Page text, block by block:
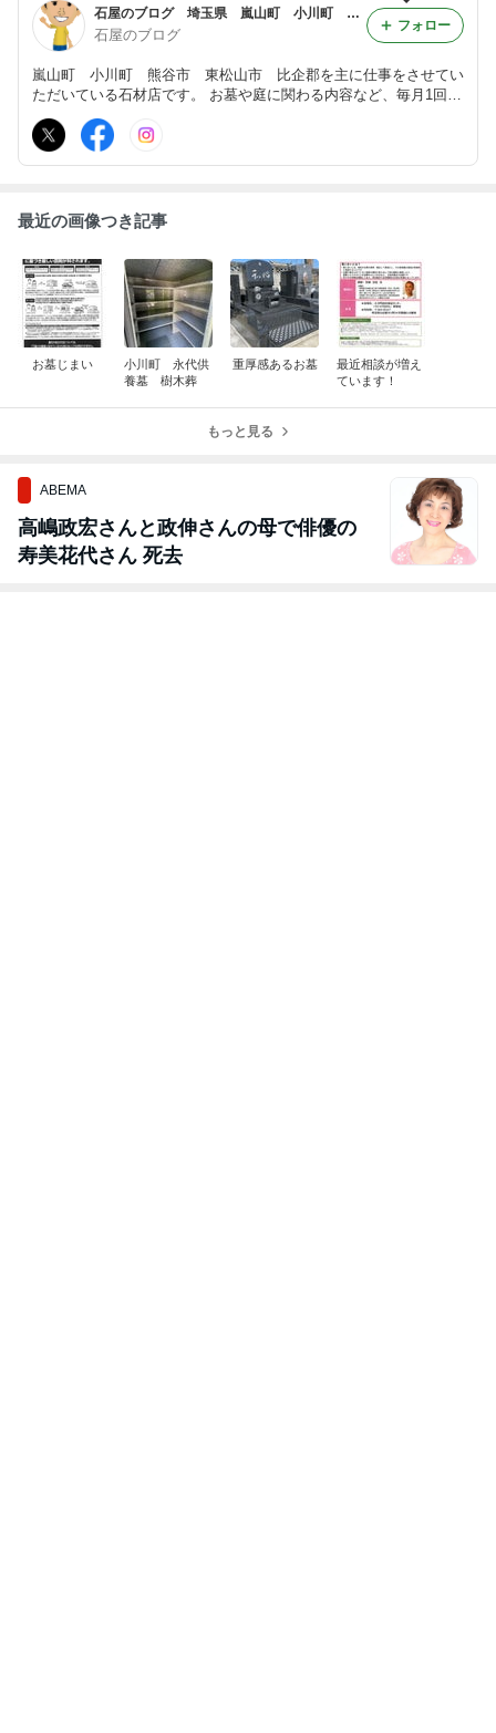
石屋のブログ 埼玉県 嵐山町 小川町 熊谷市 石材店・お墓ブログ 石材店ブログ
石屋のブログ
嵐山町 小川町 熊谷市 東松山市 比企郡を主に仕事をさせてい
ただいている石材店です。 お墓や庭に関わる内容など、毎月1回更
http://www.andosekizai.com
フォロー
最近の画像つき記事
お墓じまい
小川町 永代供
養墓 樹木葬
重厚感あるお墓
最近相談が増え
ています！
もっと見る
ABEMA
高嶋政宏さんと政伸さんの母で俳優の
寿美花代さん 死去